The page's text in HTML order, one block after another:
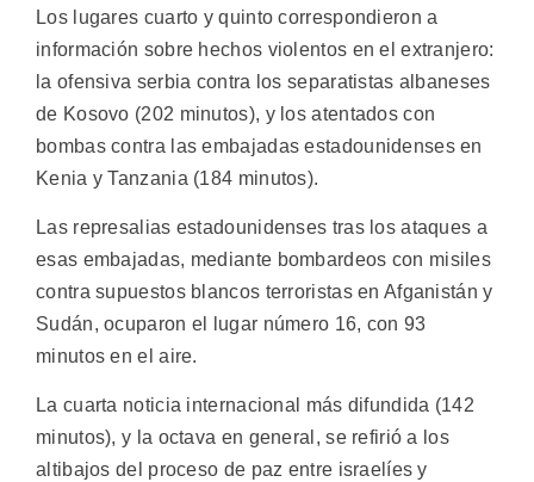
Los lugares cuarto y quinto correspondieron a
información sobre hechos violentos en el extranjero:
la ofensiva serbia contra los separatistas albaneses
de Kosovo (202 minutos), y los atentados con
bombas contra las embajadas estadounidenses en
Kenia y Tanzania (184 minutos).
Las represalias estadounidenses tras los ataques a
esas embajadas, mediante bombardeos con misiles
contra supuestos blancos terroristas en Afganistán y
Sudán, ocuparon el lugar número 16, con 93
minutos en el aire.
La cuarta noticia internacional más difundida (142
minutos), y la octava en general, se refirió a los
altibajos del proceso de paz entre israelíes y